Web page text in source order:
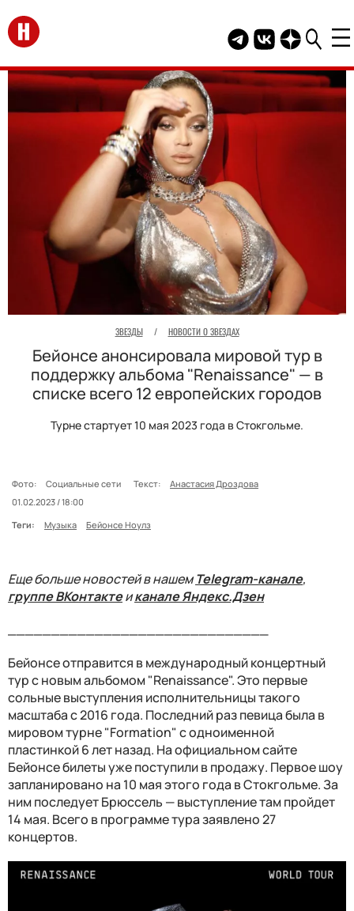
Перейти на главную
Telegram канал
Группа HELLO
Канал
ЗВЕЗДЫ / НОВОСТИ О ЗВЕЗДАХ
Бейонсе анонсировала мировой тур в
поддержку альбома "Renaissance" — в
списке всего 12 европейских городов
Турне стартует 10 мая 2023 года в Стокгольме.
Фото: Социальные сети Текст:
Анастасия Дроздова
01.02.2023 / 18:00
Теги:
Музыка Бейонсе Ноулз
Еще больше новостей в нашемTelegram-канале,
группе ВКонтактеиканале Яндекс.Дзен
Бейонсе отправится в международный концертный
тур с новым альбомом "Renaissance". Это первые
сольные выступления исполнительницы такого
масштаба с 2016 года. Последний раз певица была в
мировом турне "Formation" с одноименной
пластинкой 6 лет назад. На официальном сайте
Бейонсе билеты уже поступили в продажу. Первое шоу
запланировано на 10 мая этого года в Стокгольме. За
ним последует Брюссель — выступление там пройдет
14 мая. Всего в программе тура заявлено 27
концертов.